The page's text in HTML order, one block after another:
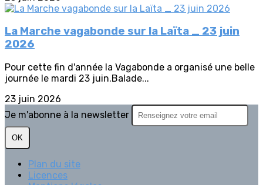
La Marche vagabonde sur la Laïta _ 23 juin
2026
Pour cette fin d'année la Vagabonde a organisé une belle
journée le mardi 23 juin.Balade...
23 juin 2026
Je m'abonne à la newsletter
OK
Plan du site
Licences